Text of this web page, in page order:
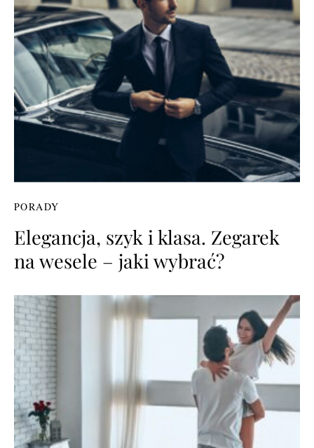
PORADY
Elegancja, szyk i klasa. Zegarek
na wesele – jaki wybrać?